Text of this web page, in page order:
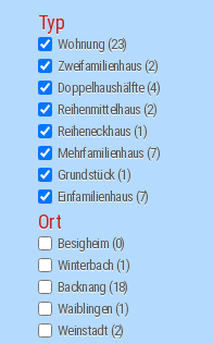
Typ
Wohnung (23)
Zweifamilienhaus (2)
Doppelhaushälfte (4)
Reihenmittelhaus (2)
Reiheneckhaus (1)
Mehrfamilienhaus (7)
Grundstück (1)
Einfamilienhaus (7)
Ort
Besigheim (0)
Winterbach (1)
Backnang (18)
Waiblingen (1)
Weinstadt (2)